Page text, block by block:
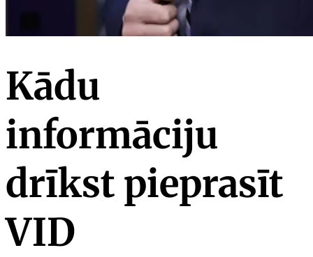
Kādu
informāciju
drīkst pieprasīt
VID